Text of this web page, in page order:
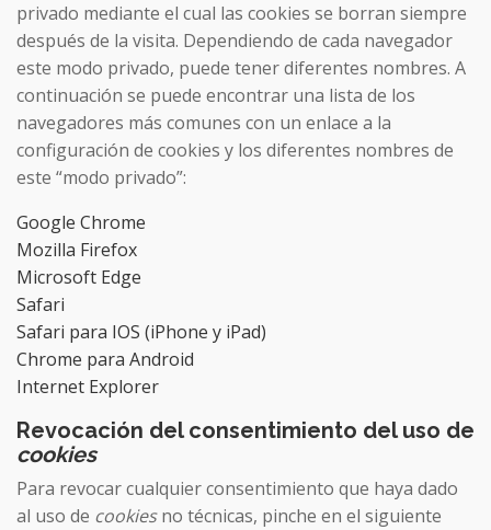
privado mediante el cual las cookies se borran siempre
después de la visita. Dependiendo de cada navegador
este modo privado, puede tener diferentes nombres. A
continuación se puede encontrar una lista de los
navegadores más comunes con un enlace a la
configuración de cookies y los diferentes nombres de
este “modo privado”:
Google Chrome
Mozilla Firefox
Microsoft Edge
Safari
Safari para IOS (iPhone y iPad)
Chrome para Android
Internet Explorer
Revocación del consentimiento del uso de
cookies
Para revocar cualquier consentimiento que haya dado
al uso de cookiesno técnicas, pinche en el siguiente